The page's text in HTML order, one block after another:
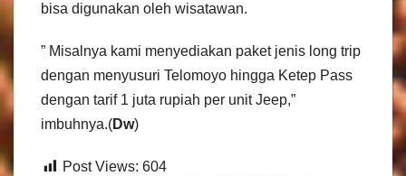
bisa digunakan oleh wisatawan.
” Misalnya kami menyediakan paket jenis long trip
dengan menyusuri Telomoyo hingga Ketep Pass
dengan tarif 1 juta rupiah per unit Jeep,”
imbuhnya.(Dw)
Post Views: 604